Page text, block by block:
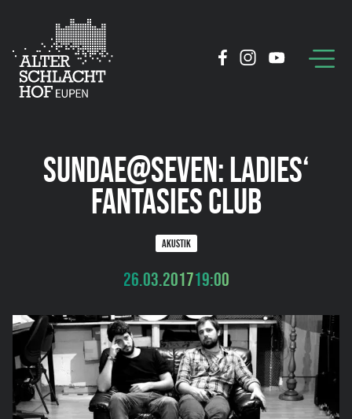
SUNDAE@SEVEN: LADIES‘
FANTASIES CLUB
AKUSTIK
26.03.201719:00